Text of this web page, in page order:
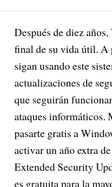
Después de diez
final de su vida útil. A
sigan usando este
actualizaciones de
que seguirán
ataques informáticos.
pasarte gratis a
activar un año extra
Extended Security
es gratuita para la